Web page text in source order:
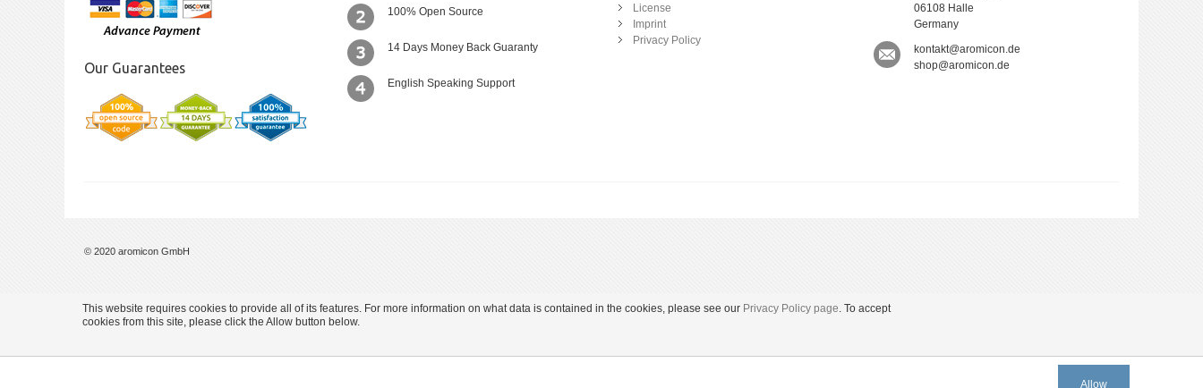
Our Guarantees
100% Open Source
14 Days Money Back Guaranty
English Speaking Support
License
Imprint
Privacy Policy
06108 Halle
Germany
kontakt@aromicon.de
shop@aromicon.de
© 2020 aromicon GmbH
This website requires cookies to provide all of its features. For more information on what data is contained in the cookies, please see our Privacy Policy page. To accept
cookies from this site, please click the Allow button below.
Allow